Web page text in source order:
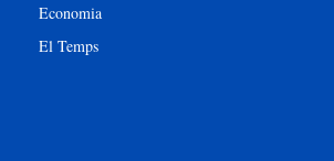
Economia
El Temps